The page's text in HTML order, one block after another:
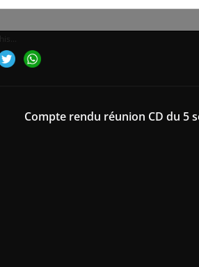
Compte rendu réunion CD du 5